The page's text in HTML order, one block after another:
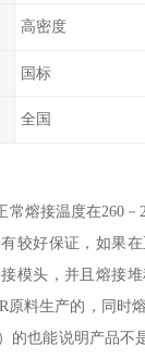
高密度
国标
全国
常熔接温度在260
较好保证，如果
模头，并且熔接
原料生产的，同时
的也能说明产品不